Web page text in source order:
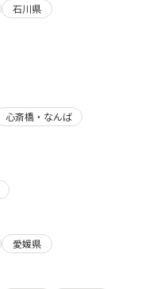
石川県
心斎橋・なんば
愛媛県